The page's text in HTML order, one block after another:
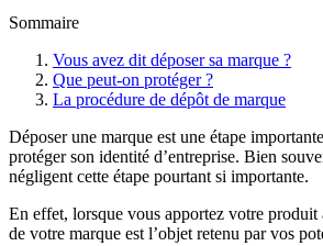
Sommaire
Vous avez dit déposer sa marque ?
Que peut-on protéger ?
La procédure de dépôt de marque
Déposer une marque est une étape
protéger son identité d’entreprise. Bien
négligent cette étape pourtant si importante.
En effet, lorsque vous apportez votre produit
de votre marque est l’objet retenu par vos